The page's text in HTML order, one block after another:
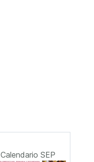
Calendario SEP